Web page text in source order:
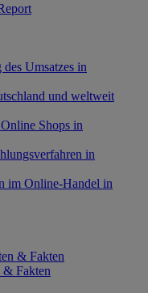
Umsatzes in
und weltweit
Shops in
in
im Online-Handel in
& Fakten
Fakten